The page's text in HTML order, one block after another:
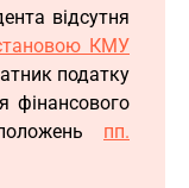
відсутня
КМУ
податку
фінансового
пп.